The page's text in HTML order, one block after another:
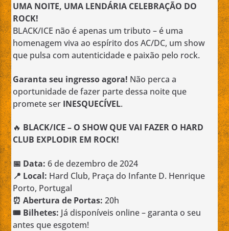
UMA NOITE, UMA LENDÁRIA CELEBRAÇÃO DO
ROCK!
BLACK/ICE não é apenas um tributo – é uma
homenagem viva ao espírito dos AC/DC, um show
que pulsa com autenticidade e paixão pelo rock.
Garanta seu ingresso agora! Não perca a
oportunidade de fazer parte dessa noite que
promete ser INESQUECÍVEL.
🔥 BLACK/ICE – O SHOW QUE VAI FAZER O HARD
CLUB EXPLODIR EM ROCK!
📅 Data: 6 de dezembro de 2024
📍 Local: Hard Club, Praça do Infante D. Henrique
Porto, Portugal
⏰ Abertura de Portas: 20h
🎟️ Bilhetes: Já disponíveis online – garanta o seu
antes que esgotem!